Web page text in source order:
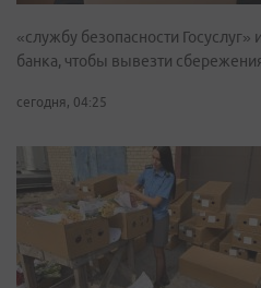
«службу безопасности Госуслуг»
банка, чтобы вывезти
сегодня, 04:25